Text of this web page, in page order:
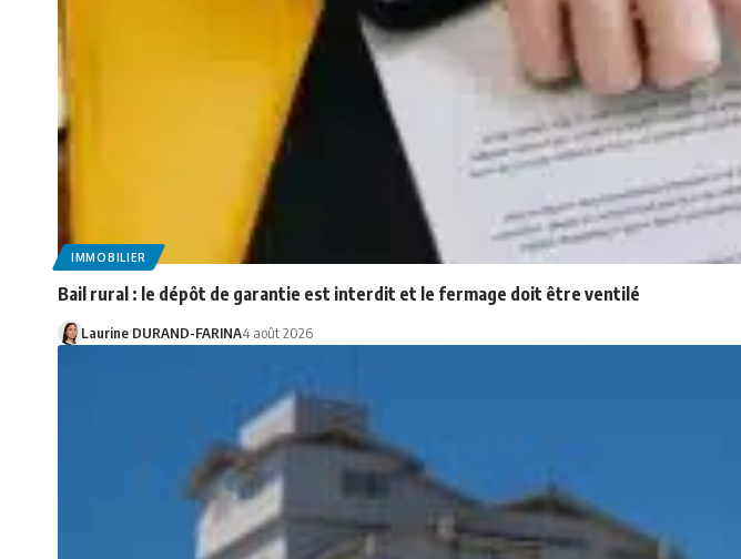
IMMOBILIER
Bail rural : le dépôt de garantie est interdit et le fermage doit être ventilé
Laurine DURAND-FARINA4 août 2026